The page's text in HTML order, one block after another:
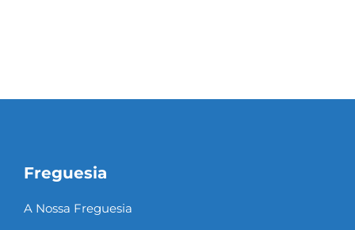
Freguesia
A Nossa Freguesia